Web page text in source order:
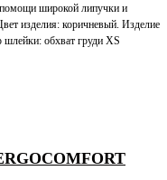
широкой липучки и
изделия: коричневый. Изделие
обхват груди XS